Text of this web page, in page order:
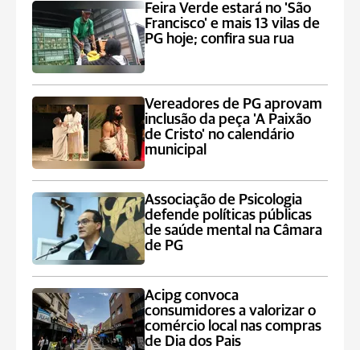
Feira Verde estará no 'São
Francisco' e mais 13 vilas de
PG hoje; confira sua rua
Vereadores de PG aprovam
inclusão da peça 'A Paixão
de Cristo' no calendário
municipal
Associação de Psicologia
defende políticas públicas
de saúde mental na Câmara
de PG
Acipg convoca
consumidores a valorizar o
comércio local nas compras
de Dia dos Pais